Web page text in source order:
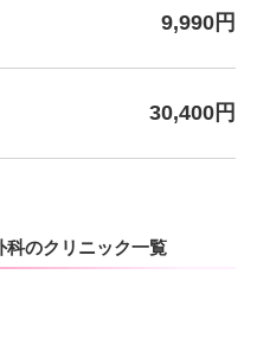
9,990円
30,400円
のクリニック一覧